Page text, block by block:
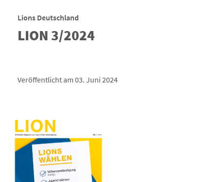
Lions Deutschland
LION 3/2024
Veröffentlicht am 03. Juni 2024